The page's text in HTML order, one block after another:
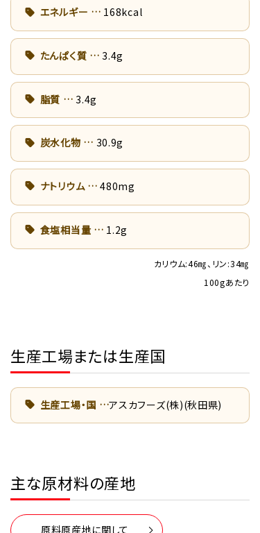
エネルギー 168kcal
たんぱく質 3.4g
脂質 3.4g
炭水化物 30.9g
ナトリウム 480mg
食塩相当量 1.2g
カリウム:46㎎、リン:34㎎
100gあたり
生産工場または生産国
生産工場・国 アスカフーズ(株)(秋田県)
主な原材料の産地
原料原産地に関して